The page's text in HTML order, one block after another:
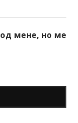
мене, но ме